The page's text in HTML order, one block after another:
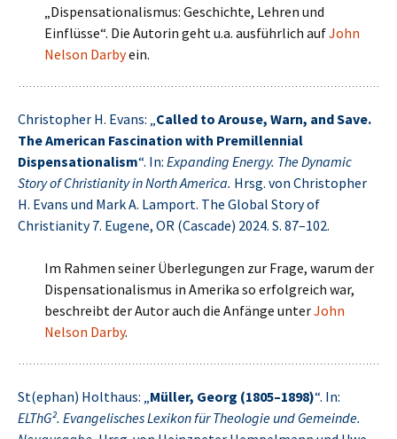
„Dispensationalismus: Geschichte, Lehren und
Einflüsse“. Die Autorin geht u.a. ausführlich aufJohn
Nelson Darbyein.
Christopher H. Evans: „Called to Arouse, Warn, and Save.
The American Fascination with Premillennial
Dispensationalism“. In: Expanding Energy. The Dynamic
Story of Christianity in North America. Hrsg. von Christopher
H. Evans und Mark A. Lamport. The Global Story of
Christianity 7. Eugene, OR (Cascade) 2024. S. 87–102.
Im Rahmen seiner Überlegungen zur Frage, warum der
Dispensationalismus in Amerika so erfolgreich war,
beschreibt der Autor auch die Anfänge unterJohn
Nelson Darby.
St(ephan) Holthaus: „Müller, Georg (1805–1898)“. In:
ELThG². Evangelisches Lexikon für Theologie und Gemeinde.